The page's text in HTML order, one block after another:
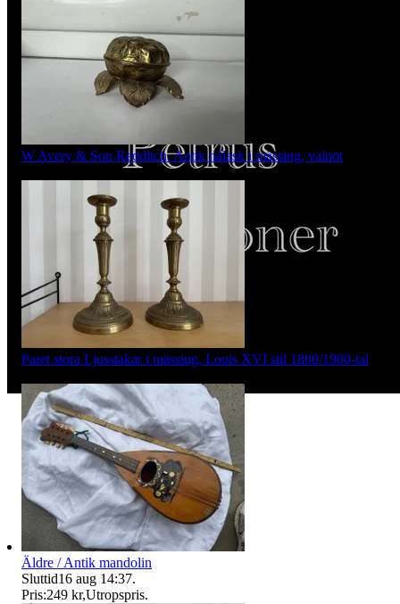
W Avery & Son Redditch. Antik nålask i mässing, valnöt
Köp nu.
Paret stora Ljusstakar i mässing, Louis XVI stil 1800/1900-tal
Äldre / Antik mandolin
Sluttid16 aug 14:37.
Pris:249 kr,Utropspris.